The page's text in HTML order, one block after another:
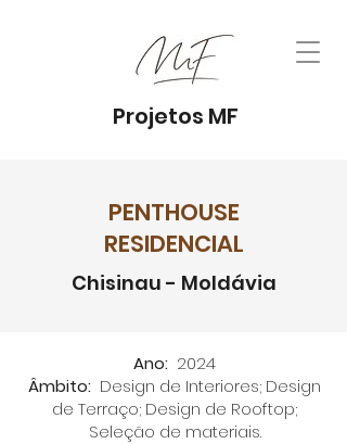
Projetos MF
PENTHOUSE
RESIDENCIAL
Chisinau - Moldávia
Ano: 2024
Âmbito: Design de Interiores; Design
de Terraço; Design de Rooftop;
Seleção de materiais.